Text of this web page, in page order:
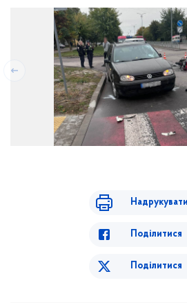
Надрукувати
Поділитися
Поділитися